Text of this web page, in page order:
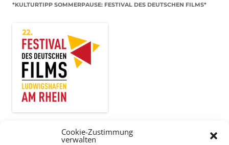
Cookie-Zustimmung
verwalten
*KULTURTIPP SOMMERPAUSE: FESTIVAL DES DEUTSCHEN FILMS*
Auch dieses Jahr findet wieder dasFestival des deutschen